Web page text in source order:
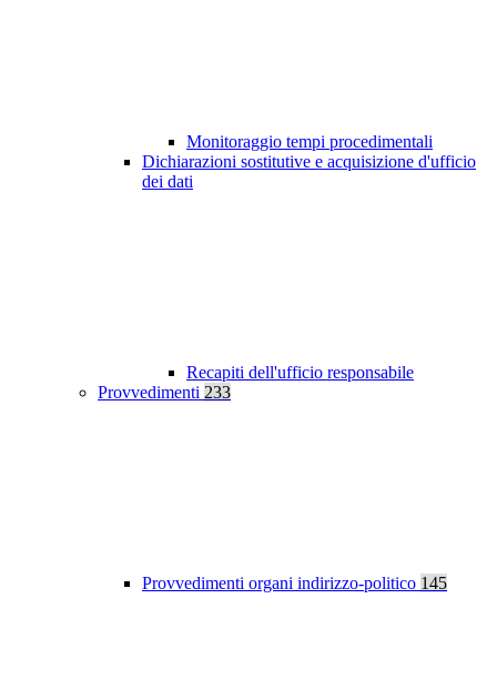
Monitoraggio tempi procedimentali
Dichiarazioni sostitutive e acquisizione d'ufficio
dei dati
Recapiti dell'ufficio responsabile
Provvedimenti 233
Provvedimenti organi indirizzo-politico 145